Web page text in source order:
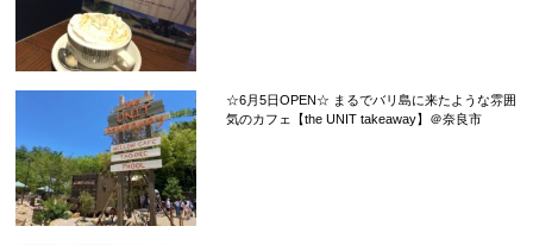
☆6月5日OPEN☆ まるでバリ島に来たような雰囲
気のカフェ【the UNIT takeaway】＠奈良市